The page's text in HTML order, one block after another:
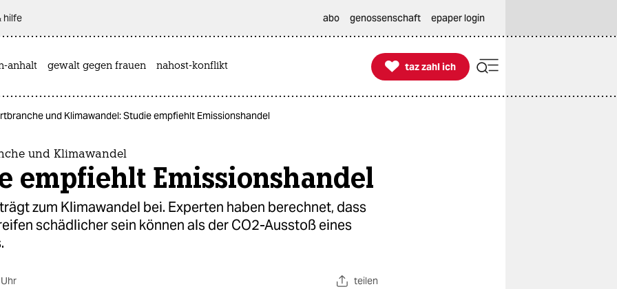
hilfe abo genossenschaft epaper login
anhalt gewalt gegen frauen nahost-konflikt 
taz zahl ich
taz zahl ich
und Klimawandel: Studie empfiehlt Emissionshandel
und Klimawandel
empfiehlt Emissionshandel
zum Klimawandel bei. Experten haben berechnet, dass
schädlicher sein können als der CO2-Ausstoß eines
teilen